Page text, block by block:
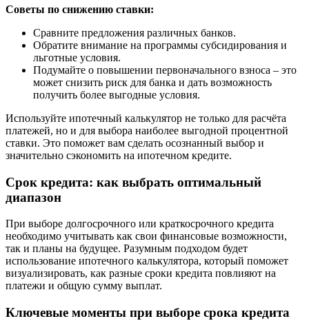
Советы по снижению ставки:
Сравните предложения различных банков.
Обратите внимание на программы субсидирования и
льготные условия.
Подумайте о повышении первоначального взноса – это
может снизить риск для банка и дать возможность
получить более выгодные условия.
Используйте ипотечный калькулятор не только для расчёта
платежей, но и для выбора наиболее выгодной процентной
ставки. Это поможет вам сделать осознанный выбор и
значительно сэкономить на ипотечном кредите.
Срок кредита: как выбрать оптимальный
диапазон
При выборе долгосрочного или краткосрочного кредита
необходимо учитывать как свои финансовые возможности,
так и планы на будущее. Разумным подходом будет
использование ипотечного калькулятора, который поможет
визуализировать, как разные сроки кредита повлияют на
платежи и общую сумму выплат.
Ключевые моменты при выборе срока кредита